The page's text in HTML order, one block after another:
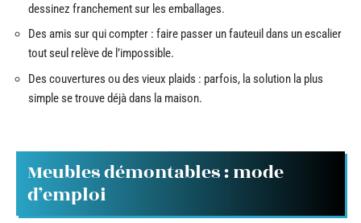
dessinez franchement sur les emballages.
Des amis sur qui compter : faire passer un fauteuil dans un escalier
tout seul relève de l’impossible.
Des couvertures ou des vieux plaids : parfois, la solution la plus
simple se trouve déjà dans la maison.
Meubles démontables : mode
d’emploi